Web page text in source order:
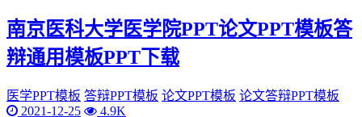
南京医科大学医学院PPT论文PPT模板答
辩通用模板PPT下载
医学PPT模板 答辩PPT模板 论文PPT模板 论文答辩PPT模板
2021-12-25
4.9K